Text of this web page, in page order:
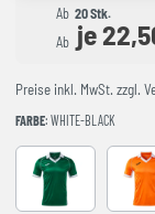
Ab 20 Stk.
Ab je
Preise inkl. MwSt. zzgl.
FARBE: WHITE-BLACK
GREEN-WHITE